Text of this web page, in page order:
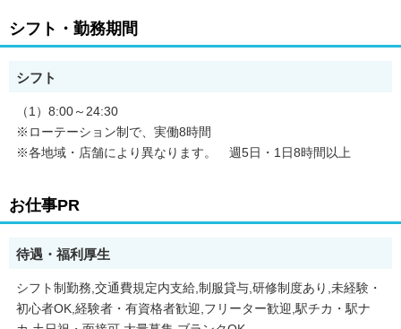
▼企業の魅力ポイント
・業界トップクラスの福利厚生｜住宅手当は最大月7万
・高待遇｜月給26万5000円～、賞与+決算賞与有り
・年間休日120日以上｜月9日以上休み他、充実の制度
・高い成長率で34年連続増収だからライフプラン◎
・未経験でも活躍できるチャンスがたくさんある
・残業月平均2.9時間程度でプライベート時間も確保
お客様とのコミュニケーションを大切にした接客応対をまずはお
願いします。加えて、広告や賞品などの企画も行っていきなが
ら、ゆくゆくは頑張りや成果に応じて、人事や店舗マネジメント
シフト・勤務期間
シフト
（1）8:00～24:30
※ローテーション制で、実働8時間
※各地域・店舗により異なります。 週5日・1日8時間以上
お仕事PR
待遇・福利厚生
シフト制勤務,交通費規定内支給,制服貸与,研修制度あり,未経験・
初心者OK,経験者・有資格者歓迎,フリーター歓迎,駅チカ・駅ナ